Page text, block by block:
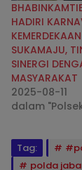
HADIRI
SUKAMAJU,
SINERGI
MASYARAKAT
2025-08-11
dalam
Tag:
polda